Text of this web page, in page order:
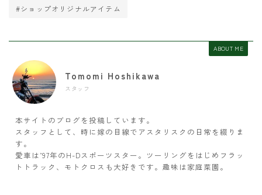
#ショップオリジナルアイテム
ABOUT ME
Tomomi Hoshikawa
スタッフ
本サイトのブログを投稿しています。
スタッフとして、時に嫁の目線でアスタリスクの日常を綴りま
す。
愛車は’97年のH-Dスポーツスター。ツーリングをはじめフラッ
トトラック、モトクロスも大好きです。趣味は家庭菜園。